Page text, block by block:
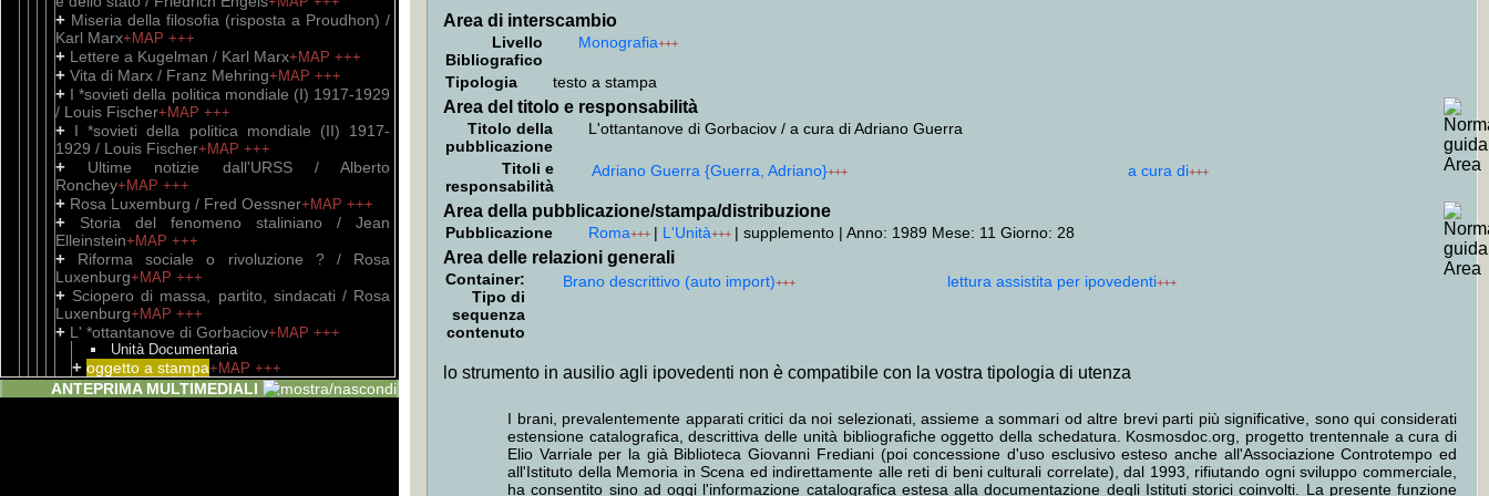
+ Miseria della filosofia (risposta a Proudhon) /
Karl Marx+MAP +++
+ Lettere a Kugelman / Karl Marx+MAP +++
+ Vita di Marx / Franz Mehring+MAP +++
+ I *sovieti della politica mondiale (I) 1917-1929
/ Louis Fischer+MAP +++
+ I *sovieti della politica mondiale (II) 1917-
1929 / Louis Fischer+MAP +++
+ Ultime notizie dall'URSS / Alberto
Ronchey+MAP +++
+ Rosa Luxemburg / Fred Oessner+MAP +++
+ Storia del fenomeno staliniano / Jean
Elleinstein+MAP +++
+ Riforma sociale o rivoluzione ? / Rosa
Luxenburg+MAP +++
+ Sciopero di massa, partito, sindacati / Rosa
Luxenburg+MAP +++
+ L' *ottantanove di Gorbaciov+MAP +++
Unità Documentaria
+ oggetto a stampa+MAP +++
+Perestrojka / Michail Gorbaciov+MAP+++
ANTEPRIMA MULTIMEDIALI
Area di interscambio
Livello
Bibliografico
Monografia+++
Tipologia testo a stampa
Area del titolo e responsabilità
Titolo della
pubblicazione
L'ottantanove di Gorbaciov / a cura di Adriano Guerra
Titoli e
responsabilità
Adriano Guerra {Guerra, Adriano}+++ a cura di+++
Area della pubblicazione/stampa/distribuzione
Pubblicazione Roma+++ | L'Unità+++ | supplemento | Anno: 1989 Mese: 11 Giorno: 28
Area delle relazioni generali
Container:
Tipo di
sequenza
contenuto
Brano descrittivo (auto import)+++ lettura assistita per ipovedenti+++
lo strumento in ausilio agli ipovedenti non è compatibile con la vostra tipologia di utenza
I brani, prevalentemente apparati critici da noi selezionati, assieme a sommari od altre brevi parti più significative, sono qui considerati
estensione catalografica, descrittiva delle unità bibliografiche oggetto della schedatura. Kosmosdoc.org, progetto trentennale a cura di
Elio Varriale per la già Biblioteca Giovanni Frediani (poi concessione d'uso esclusivo esteso anche all'Associazione Controtempo ed
all'Istituto della Memoria in Scena ed indirettamente alle reti di beni culturali correlate), dal 1993, rifiutando ogni sviluppo commerciale,
ha consentito sino ad oggi l'informazione catalografica estesa alla documentazione degli Istituti storici coinvolti. La presente funzione